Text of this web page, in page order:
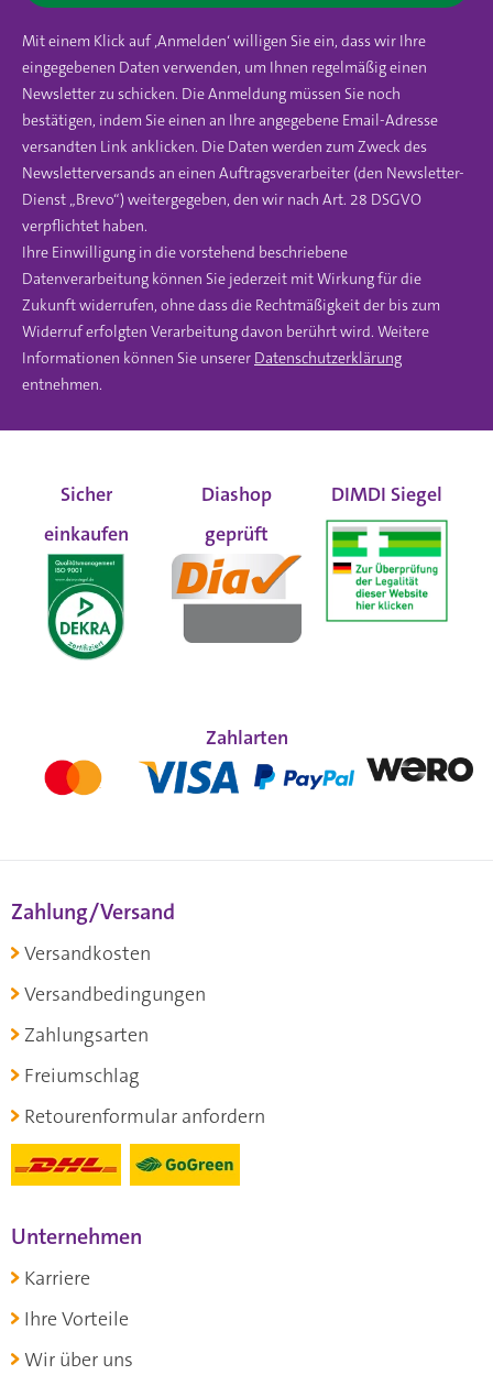
Mit einem Klick auf ‚Anmelden‘ willigen Sie ein, dass wir Ihre
eingegebenen Daten verwenden, um Ihnen regelmäßig einen
Newsletter zu schicken. Die Anmeldung müssen Sie noch
bestätigen, indem Sie einen an Ihre angegebene Email-Adresse
versandten Link anklicken. Die Daten werden zum Zweck des
Newsletterversands an einen Auftragsverarbeiter (den Newsletter-
Dienst „Brevo“) weitergegeben, den wir nach Art. 28 DSGVO
verpflichtet haben.
Ihre Einwilligung in die vorstehend beschriebene
Datenverarbeitung können Sie jederzeit mit Wirkung für die
Zukunft widerrufen, ohne dass die Rechtmäßigkeit der bis zum
Widerruf erfolgten Verarbeitung davon berührt wird. Weitere
Informationen können Sie unserer Datenschutzerklärung
entnehmen.
Sicher
einkaufen
Diashop
geprüft
DIMDI Siegel
Zahlarten
Zahlung/Versand
Versandkosten
Versandbedingungen
Zahlungsarten
Freiumschlag
Retourenformular anfordern
Unternehmen
Karriere
Ihre Vorteile
Wir über uns